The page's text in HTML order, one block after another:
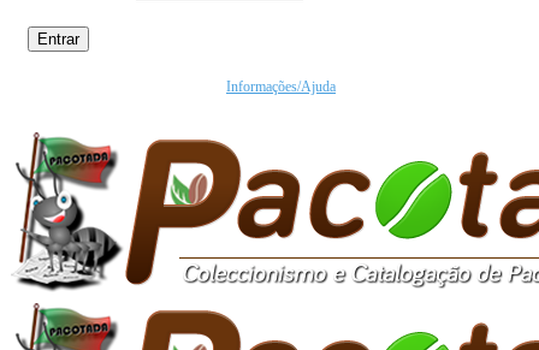
Entrar
Informações/Ajuda